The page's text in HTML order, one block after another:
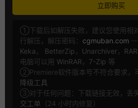
立即购买
①下载后如解压失败，建议您使用相
行解压，解压密码： cgmuban.com
Keka ， BetterZip ， Unarchiver，
电脑可以用 WinRAR ， 7-Zip 等
②Premiere软件版本号不符合要求，
降级工具
③对于任何问题：下载链接无效，丢
交工单 （24 小时内修复）